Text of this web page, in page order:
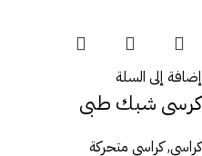
إضافة إلى السلة
كرسى شبك طبى
كراسي,كراسي متحركة